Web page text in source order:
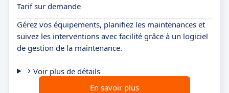
Tarif sur demande
Gérez vos équipements, planifiez les maintenances et
suivez les interventions avec facilité grâce à un logiciel
de gestion de la maintenance.
Voir plus de détails
En savoir plus